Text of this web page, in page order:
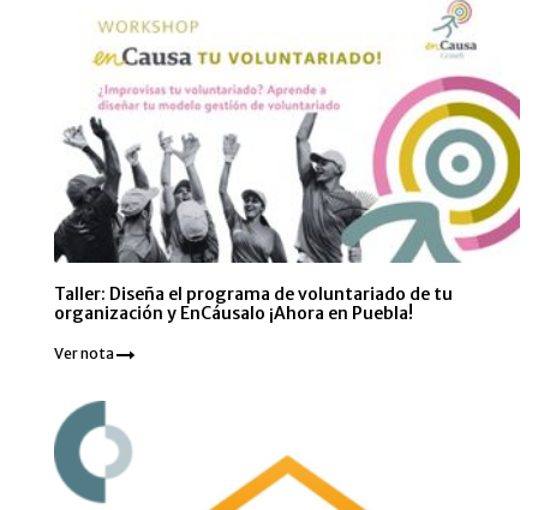
Taller: Diseña el programa de voluntariado de tu
organización y EnCáusalo ¡Ahora en Puebla!
Ver nota